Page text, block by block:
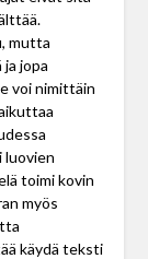
mutta
jopa
voi nimittäin
luovien
toimi kovin
myös
käydä teksti